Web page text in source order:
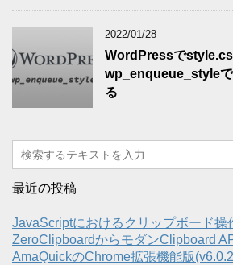
2022/01/28
WordPressで
wp_enqueue_style
る
最近の投稿
JavaScriptにおけるクリップボード操
ZeroClipboardからモダンClipboard
AmaQuickのChrome拡張機能版